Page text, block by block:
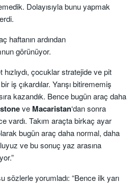
Dolayısıyla bunu yapmak
haftanın ardından
görünüyor.
çocuklar stratejide ve pit
iş çıkardılar. Yarışı bitirememiş
kazandık. Bence bugün araç daha
ve Macaristan‘dan sonra
vardı. Takım araçta birkaç ayar
bugün araç daha normal, daha
ve bu sonuç yaz arasına
sözlerle yorumladı: “Bence ilk yarı